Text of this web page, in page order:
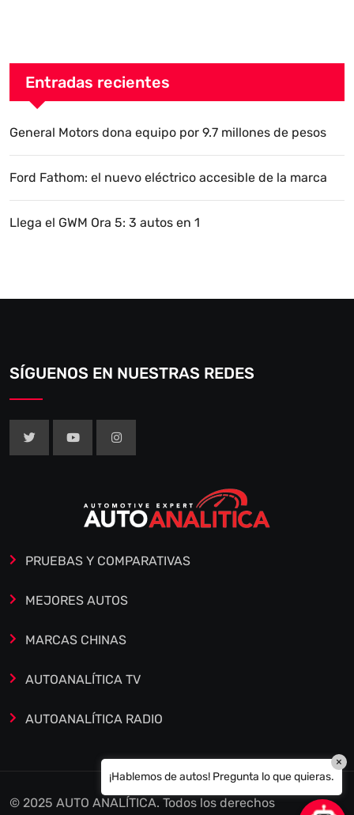
Entradas recientes
General Motors dona equipo por 9.7 millones de pesos
Ford Fathom: el nuevo eléctrico accesible de la marca
Llega el GWM Ora 5: 3 autos en 1
SÍGUENOS EN NUESTRAS REDES
PRUEBAS Y COMPARATIVAS
MEJORES AUTOS
MARCAS CHINAS
AUTOANALÍTICA TV
AUTOANALÍTICA RADIO
© 2025 AUTO ANALÍTICA. Todos los derechos
¡Hablemos de autos! Pregunta lo que quieras.
×